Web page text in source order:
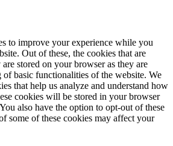
to improve your experience while you
Out of these, the cookies that are
are stored on your browser as they are
basic functionalities of the website. We
that help us analyze and understand how
cookies will be stored in your browser
also have the option to opt-out of these
some of these cookies may affect your